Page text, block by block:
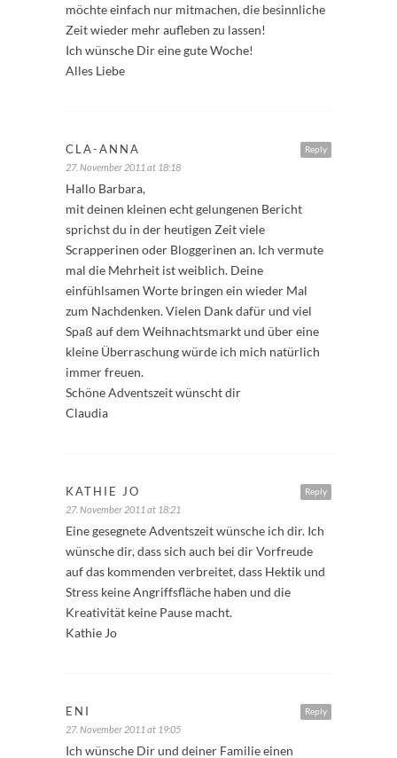
möchte einfach nur mitmachen, die besinnliche
Zeit wieder mehr aufleben zu lassen!
Ich wünsche Dir eine gute Woche!
Alles Liebe
Reply
CLA-ANNA
27. November 2011 at 18:18
Hallo Barbara,
mit deinen kleinen echt gelungenen Bericht
sprichst du in der heutigen Zeit viele
Scrapperinen oder Bloggerinen an. Ich vermute
mal die Mehrheit ist weiblich. Deine
einfühlsamen Worte bringen ein wieder Mal
zum Nachdenken. Vielen Dank dafür und viel
Spaß auf dem Weihnachtsmarkt und über eine
kleine Überraschung würde ich mich natürlich
immer freuen.
Schöne Adventszeit wünscht dir
Claudia
Reply
KATHIE JO
27. November 2011 at 18:21
Eine gesegnete Adventszeit wünsche ich dir. Ich
wünsche dir, dass sich auch bei dir Vorfreude
auf das kommenden verbreitet, dass Hektik und
Stress keine Angriffsfläche haben und die
Kreativität keine Pause macht.
Kathie Jo
Reply
ENI
27. November 2011 at 19:05
Ich wünsche Dir und deiner Familie einen